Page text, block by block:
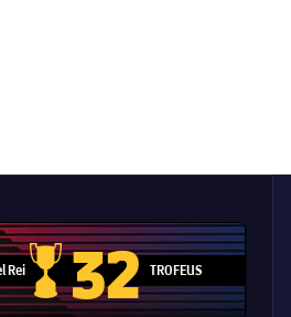
Rei
Copa del Rei
32 TROFEUS